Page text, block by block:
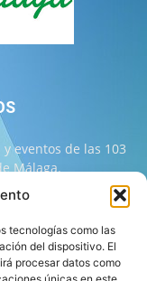
tecnologías como las
del dispositivo. El
procesar datos como
eventos de las 103
Málaga.